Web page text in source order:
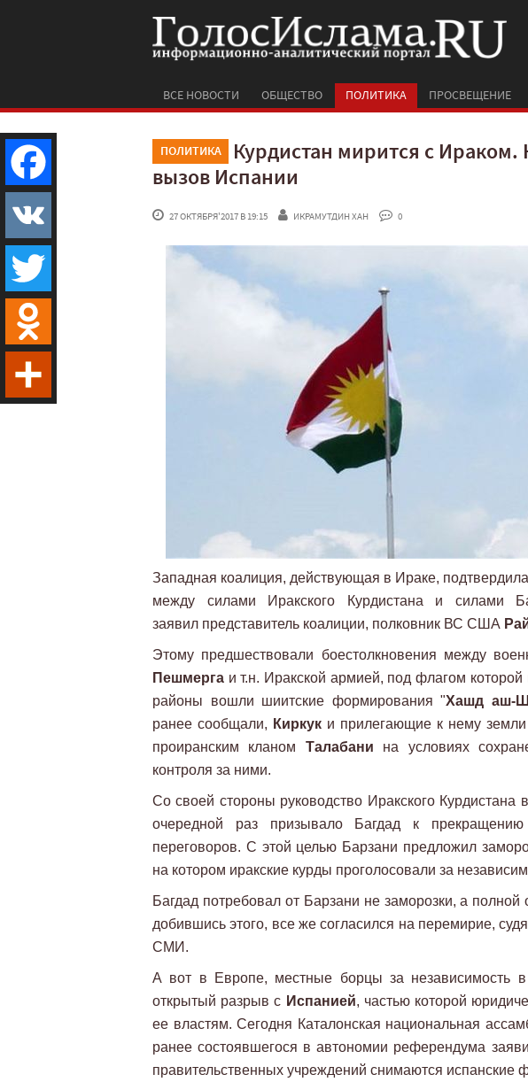
ВСЕ НОВОСТИ ОБЩЕСТВО ПОЛИТИКА ПРОСВЕЩЕНИЕ
ПОЛИТИКА
Курдистан мирится с Ираком.
вызов Испании
27 ОКТЯБРЯ'2017 В 19:15 ИКРАМУТДИН ХАН 0
Западная коалиция, действующая в Ираке,
между силами Иракского Курдистана и силами
заявил представитель коалиции, полковник ВС США
Этому предшествовали боестолкновения между
Пешмерга и т.н. Иракской армией, под флагом
районы вошли шиитские формирования "Хашд аш-
ранее сообщали, Киркук и прилегающие к нему
проиранским кланом Талабани на условиях
контроля за ними.
Со своей стороны руководство Иракского Курдистана
очередной раз призывало Багдад к
переговоров. С этой целью Барзани предложил
на котором иракские курды проголосовали за
Багдад потребовал от Барзани не заморозки, а полной
добившись этого, все же согласился на перемирие,
СМИ.
А вот в Европе, местные борцы за независимость в
открытый разрыв с Испанией, частью которой
ее властям. Сегодня Каталонская национальная
ранее состоявшегося в автономии референдума
правительственных учреждений снимаются
Facebook
VK
Twitter
Odnoklassniki